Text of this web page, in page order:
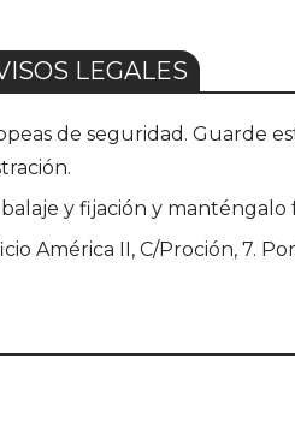
LEGALES
de seguridad. Guarde
y fijación y manténgalo
América II, C/Proción, 7.